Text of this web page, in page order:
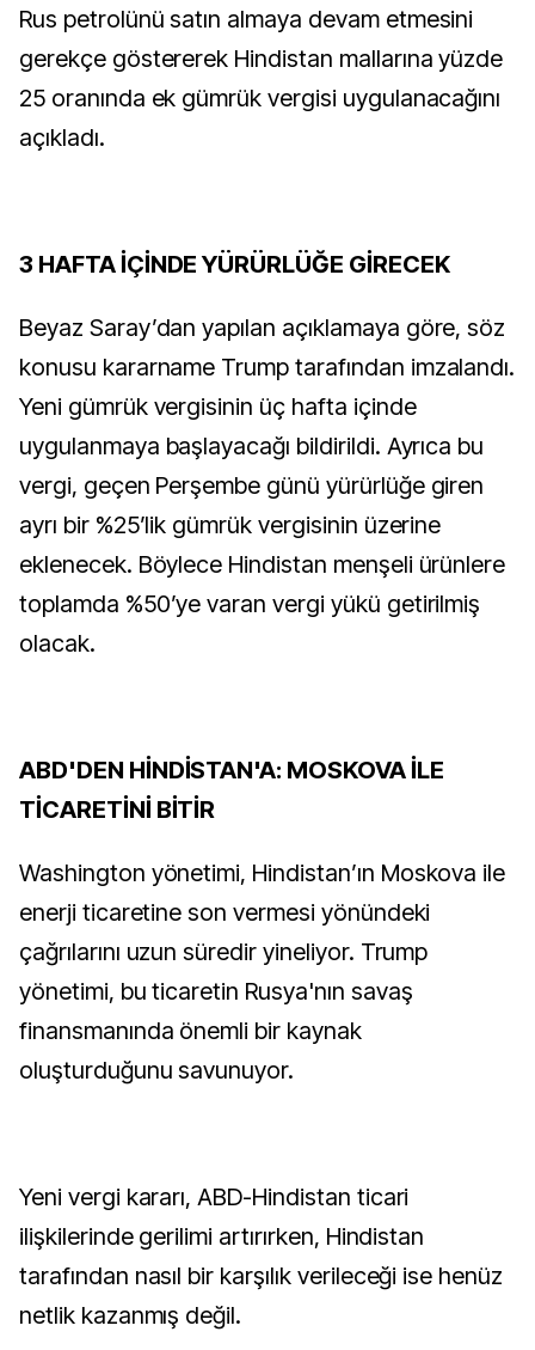
Rus petrolünü satın almaya devam etmesini
gerekçe göstererek Hindistan mallarına yüzde
25 oranında ek gümrük vergisi uygulanacağını
açıkladı.
3 HAFTA İÇİNDE YÜRÜRLÜĞE GİRECEK
Beyaz Saray’dan yapılan açıklamaya göre, söz
konusu kararname Trump tarafından imzalandı.
Yeni gümrük vergisinin üç hafta içinde
uygulanmaya başlayacağı bildirildi. Ayrıca bu
vergi, geçen Perşembe günü yürürlüğe giren
ayrı bir %25’lik gümrük vergisinin üzerine
eklenecek. Böylece Hindistan menşeli ürünlere
toplamda %50’ye varan vergi yükü getirilmiş
olacak.
ABD'DEN HİNDİSTAN'A: MOSKOVA İLE
TİCARETİNİ BİTİR
Washington yönetimi, Hindistan’ın Moskova ile
enerji ticaretine son vermesi yönündeki
çağrılarını uzun süredir yineliyor. Trump
yönetimi, bu ticaretin Rusya'nın savaş
finansmanında önemli bir kaynak
oluşturduğunu savunuyor.
Yeni vergi kararı, ABD-Hindistan ticari
ilişkilerinde gerilimi artırırken, Hindistan
tarafından nasıl bir karşılık verileceği ise henüz
netlik kazanmış değil.